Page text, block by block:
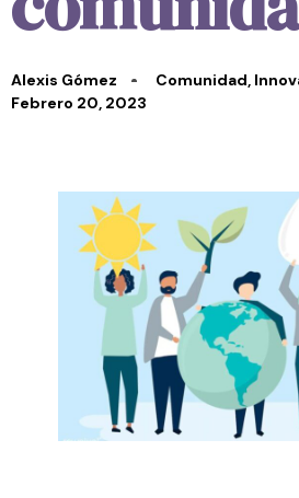
Alexis Gómez Comunidad,
Febrero 20, 2023